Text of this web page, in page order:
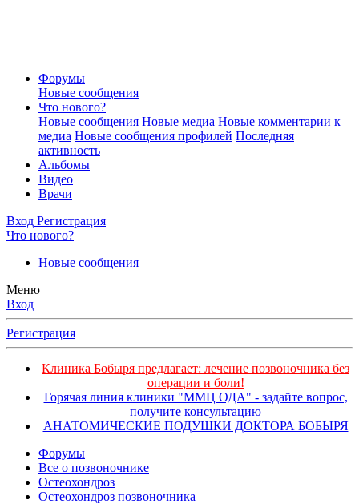
Форумы
Новые сообщения
Что нового?
Новые сообщения Новые медиа Новые комментарии к
медиа Новые сообщения профилей Последняя
активность
Альбомы
Видео
Врачи
Вход Регистрация
Что нового?
Новые сообщения
Меню
Вход
Регистрация
Клиника Бобыря предлагает: лечение позвоночника без
операции и боли!
Горячая линия клиники "ММЦ ОДА" - задайте вопрос,
получите консультацию
АНАТОМИЧЕСКИЕ ПОДУШКИ ДОКТОРА БОБЫРЯ
Форумы
Все о позвоночнике
Остеохондроз
Остеохондроз позвоночника